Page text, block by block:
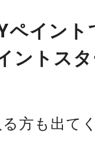
ペイン
ントス
方も出て